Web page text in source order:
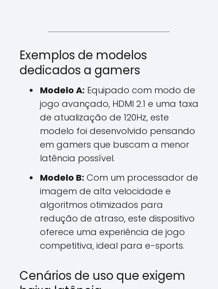
Exemplos de modelos
dedicados a gamers
Modelo A: Equipado com modo de
jogo avançado, HDMI 2.1 e uma taxa
de atualização de 120Hz, este
modelo foi desenvolvido pensando
em gamers que buscam a menor
latência possível.
Modelo B: Com um processador de
imagem de alta velocidade e
algoritmos otimizados para
redução de atraso, este dispositivo
oferece uma experiência de jogo
competitiva, ideal para e-sports.
Cenários de uso que exigem